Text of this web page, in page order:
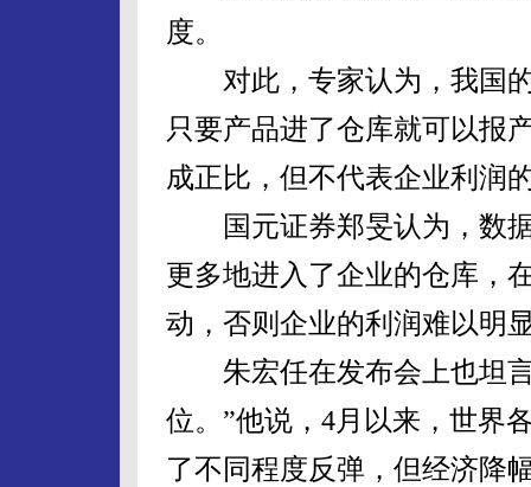
度。
对此，专家认为，我国的
只要产品进了仓库就可以报
成正比，但不代表企业利润
国元证券郑旻认为，数据
更多地进入了企业的仓库，
动，否则企业的利润难以明
朱宏任在发布会上也坦言
位。”他说，4月以来，世界
了不同程度反弹，但经济降